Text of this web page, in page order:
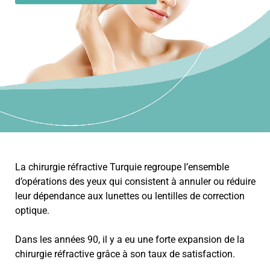
La chirurgie réfractive Turquie regroupe l’ensemble
d’opérations des yeux qui consistent à annuler ou réduire
leur dépendance aux lunettes ou lentilles de correction
optique.
Dans les années 90, il y a eu une forte expansion de la
chirurgie réfractive grâce à son taux de satisfaction.